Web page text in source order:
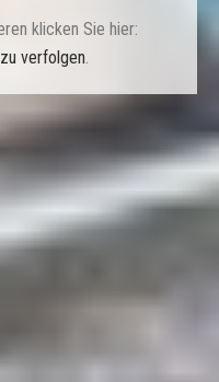
klicken Sie hier:
verfolgen.